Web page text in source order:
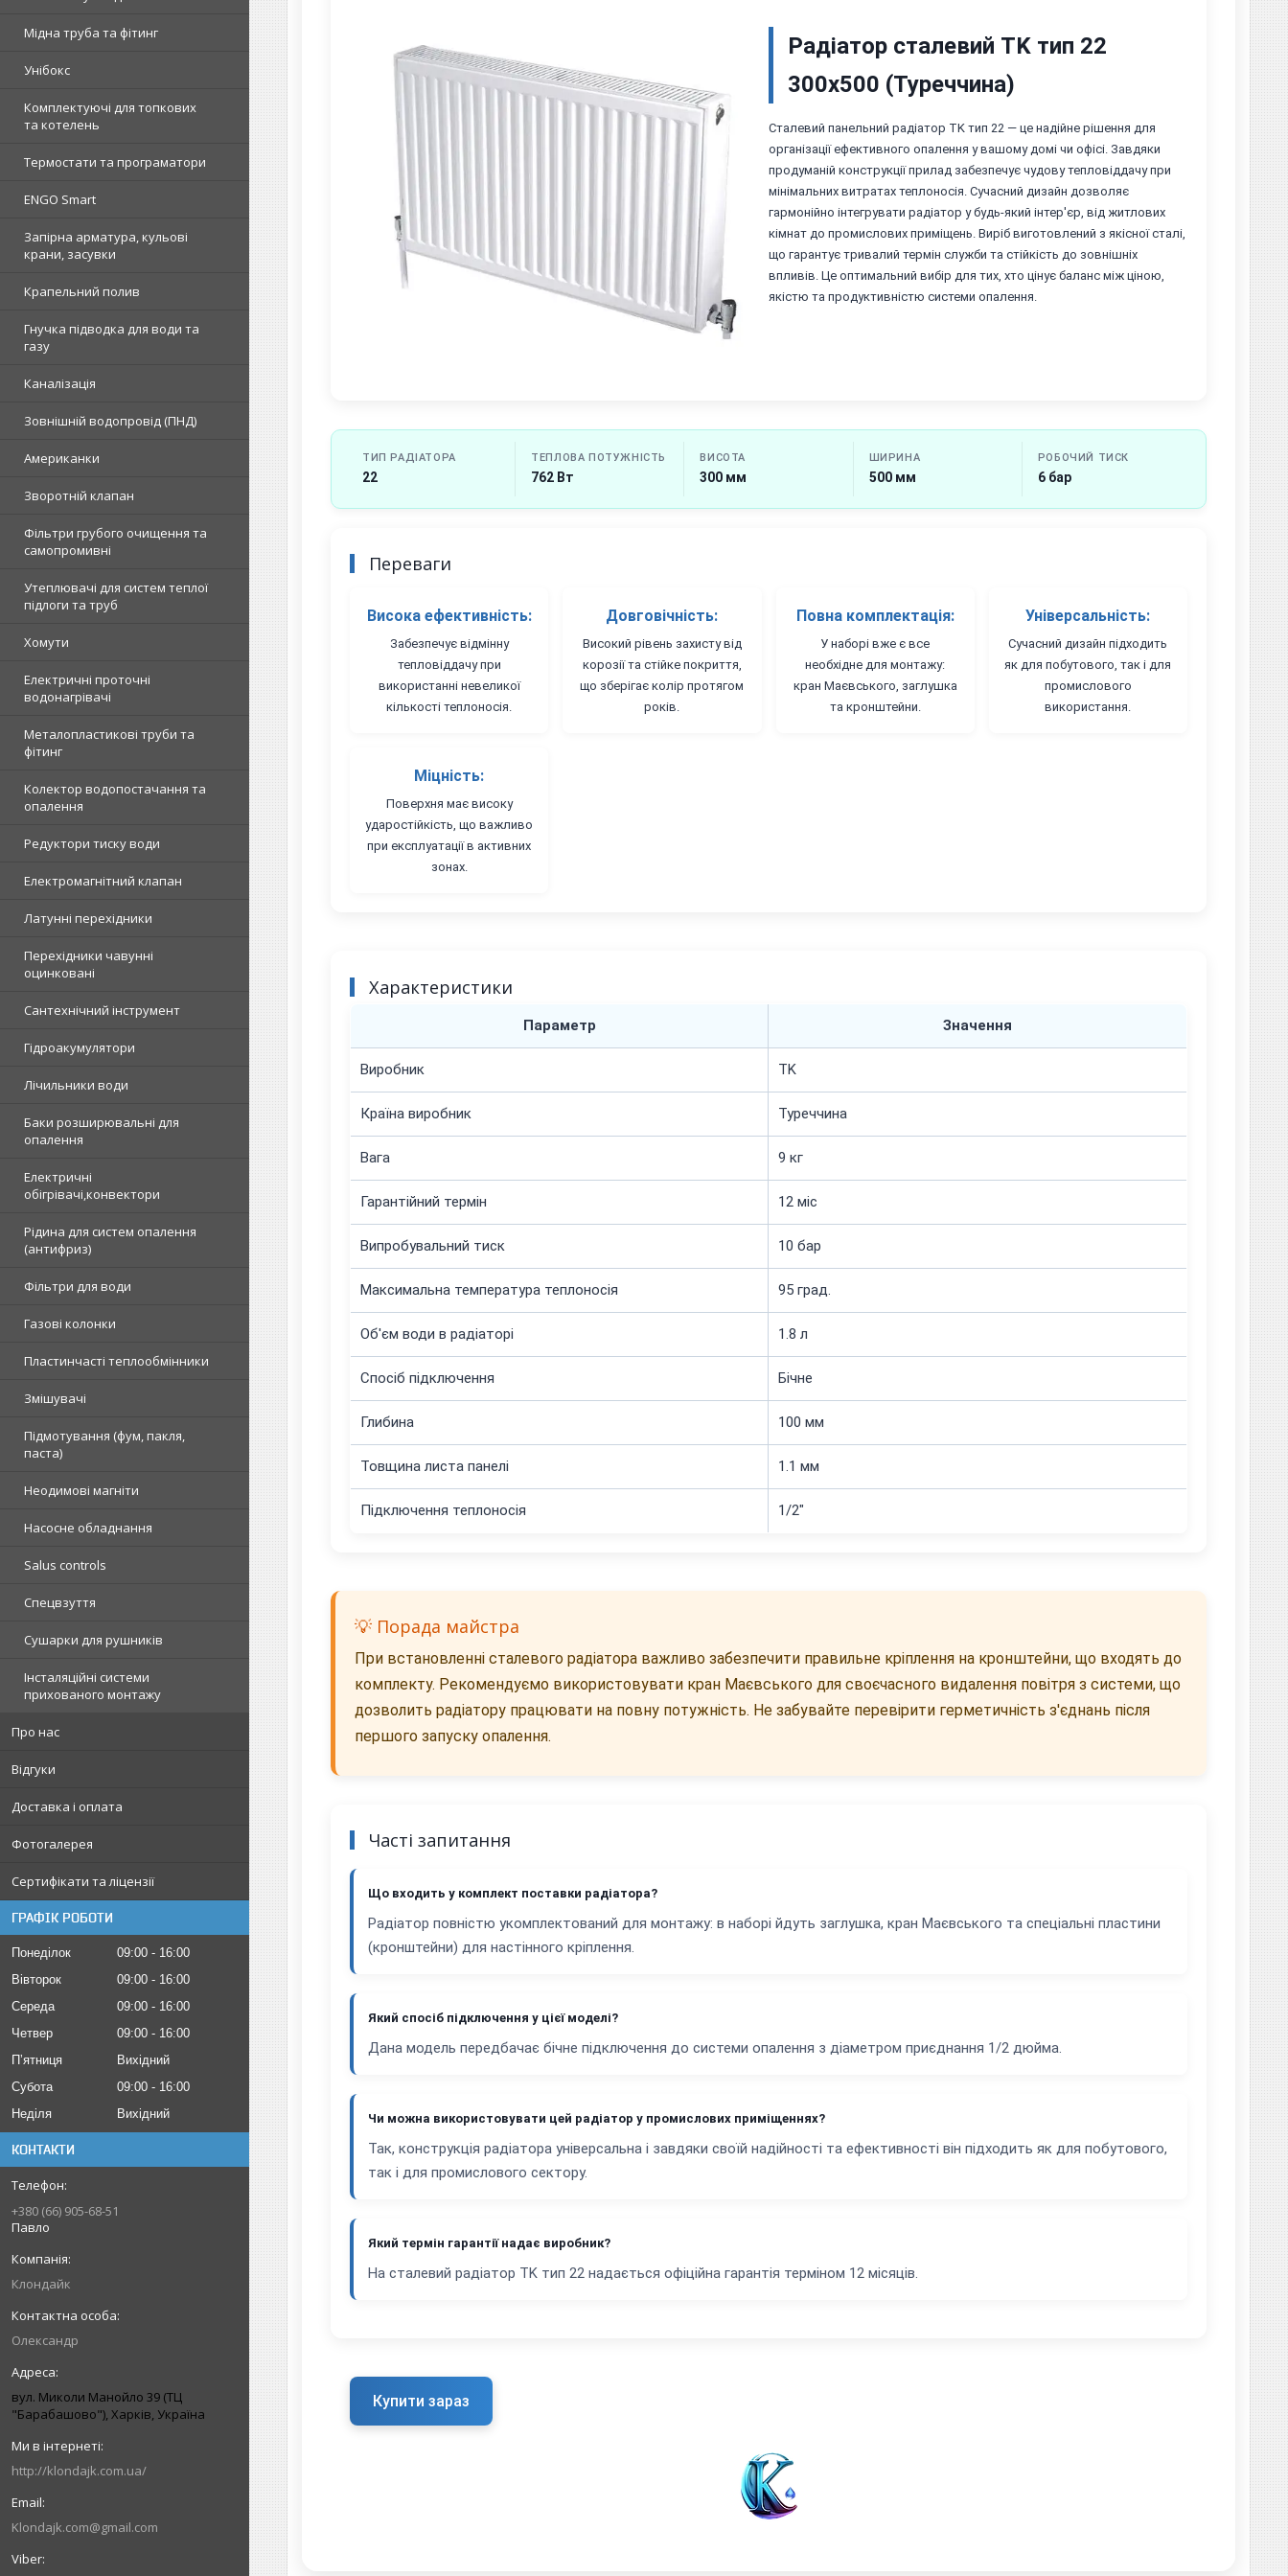
Мідна труба та фітинг
Унібокс
Комплектуючі для топкових
та котелень
Термостати та програматори
ENGO Smart
Запірна арматура, кульові
крани, засувки
Крапельний полив
Гнучка підводка для води та
газу
Каналізація
Зовнішній водопровід (ПНД)
Американки
Зворотній клапан
Фільтри грубого очищення та
самопромивні
Утеплювачі для систем теплої
підлоги та труб
Хомути
Електричні проточні
водонагрівачі
Металопластикові труби та
фітинг
Колектор водопостачання та
опалення
Редуктори тиску води
Електромагнітний клапан
Латунні перехідники
Перехідники чавунні
оцинковані
Сантехнічний інструмент
Гідроакумулятори
Лічильники води
Баки розширювальні для
опалення
Електричні
обігрівачі,конвектори
Рідина для систем опалення
(антифриз)
Фільтри для води
Газові колонки
Пластинчасті теплообмінники
Змішувачі
Підмотування (фум, пакля,
паста)
Неодимові магніти
Насосне обладнання
Salus controls
Спецвзуття
Сушарки для рушників
Інсталяційні системи
прихованого монтажу
Про нас
Відгуки
Доставка і оплата
Фотогалерея
Сертифікати та ліцензії
ГРАФІК РОБОТИ
Понеділок 09:00
16:00
Вівторок
09:00
16:00
Середа
09:00
16:00
Четвер
09:00
16:00
Пʼятниця
Вихідний
Субота
09:00
16:00
Неділя
Вихідний
КОНТАКТИ
+380 (66) 905-68-51
Павло
Клондайк
Олександр
вул. Миколи Манойло 39 (ТЦ
"Барабашово"), Харків, Україна
http://klondajk.com.ua/
Klondajk.com@gmail.com
Радіатор сталевий TK тип 22
300х500 (Туреччина)
Сталевий панельний радіатор TK тип 22 — це надійне рішення для
організації ефективного опалення у вашому домі чи офісі. Завдяки
продуманій конструкції прилад забезпечує чудову тепловіддачу при
мінімальних витратах теплоносія. Сучасний дизайн дозволяє
гармонійно інтегрувати радіатор у будь-який інтер'єр, від житлових
кімнат до промислових приміщень. Виріб виготовлений з якісної сталі,
що гарантує тривалий термін служби та стійкість до зовнішніх
впливів. Це оптимальний вибір для тих, хто цінує баланс між ціною,
якістю та продуктивністю системи опалення.
ТИП РАДІАТОРА
22
ТЕПЛОВА ПОТУЖНІСТЬ
762 Вт
ВИСОТА
300 мм
ШИРИНА
500 мм
РОБОЧИЙ ТИСК
6 бар
Переваги
Висока ефективність:
Забезпечує відмінну
тепловіддачу при
використанні невеликої
кількості теплоносія.
Довговічність:
Високий рівень захисту від
корозії та стійке покриття,
що зберігає колір протягом
років.
Повна комплектація:
У наборі вже є все
необхідне для монтажу:
кран Маєвського, заглушка
та кронштейни.
Універсальність:
Сучасний дизайн підходить
як для побутового, так і для
промислового
використання.
Міцність:
Поверхня має високу
ударостійкість, що важливо
при експлуатації в активних
зонах.
Характеристики
Параметр Значення
Виробник TK
Країна виробник Туреччина
Вага 9 кг
Гарантійний термін 12 міс
Випробувальний тиск 10 бар
Максимальна температура теплоносія 95 град.
Об'єм води в радіаторі 1.8 л
Спосіб підключення Бічне
Глибина 100 мм
Товщина листа панелі 1.1 мм
Підключення теплоносія 1/2"
💡 Порада майстра
При встановленні сталевого радіатора важливо забезпечити правильне кріплення на кронштейни, що входять до
комплекту. Рекомендуємо використовувати кран Маєвського для своєчасного видалення повітря з системи, що
дозволить радіатору працювати на повну потужність. Не забувайте перевірити герметичність з'єднань після
першого запуску опалення.
Часті запитання
Що входить у комплект поставки радіатора?
Радіатор повністю укомплектований для монтажу: в наборі йдуть заглушка, кран Маєвського та спеціальні пластини
(кронштейни) для настінного кріплення.
Який спосіб підключення у цієї моделі?
Дана модель передбачає бічне підключення до системи опалення з діаметром приєднання 1/2 дюйма.
Чи можна використовувати цей радіатор у промислових приміщеннях?
Так, конструкція радіатора універсальна і завдяки своїй надійності та ефективності він підходить як для побутового,
так і для промислового сектору.
Який термін гарантії надає виробник?
На сталевий радіатор TK тип 22 надається офіційна гарантія терміном 12 місяців.
Купити зараз